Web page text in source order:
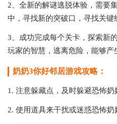
2、全新的解谜逃脱体验，需要
中，寻找新的突破口，寻找关键
3、成功完成每个关卡，探索新
玩家的智慧，逃离危险，能够产
奶奶3你好邻居游戏攻略：
1. 注意躲藏点，及时躲避恐怖奶
2. 使用道具来干扰或迷惑恐怖奶